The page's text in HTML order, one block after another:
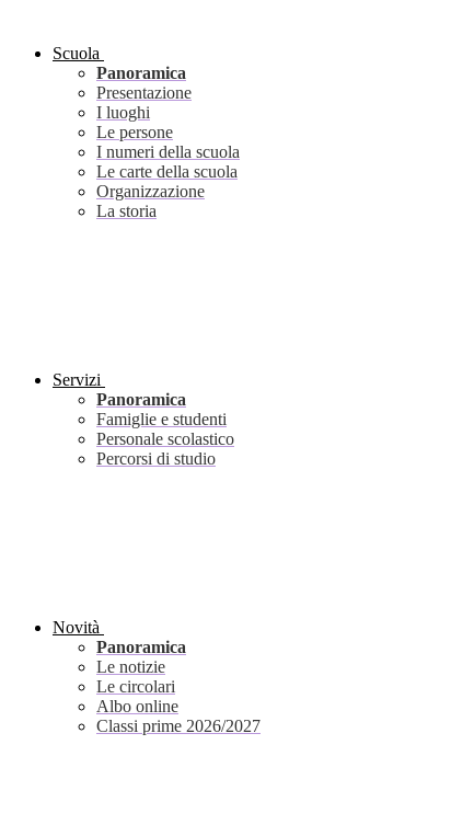
Scuola
Panoramica
Presentazione
I luoghi
Le persone
I numeri della scuola
Le carte della scuola
Organizzazione
La storia
Servizi
Panoramica
Famiglie e studenti
Personale scolastico
Percorsi di studio
Novità
Panoramica
Le notizie
Le circolari
Albo online
Classi prime 2026/2027